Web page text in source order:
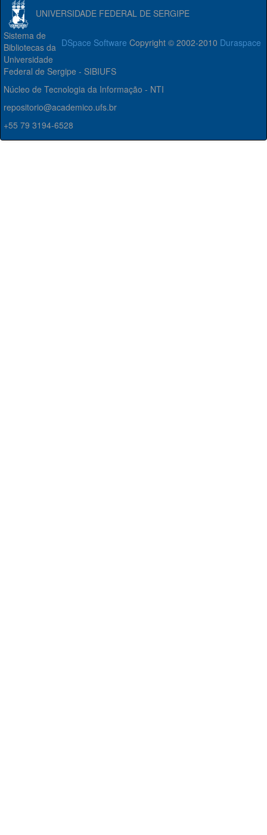
UNIVERSIDADE FEDERAL DE SERGIPE
DSpace Software Copyright © 2002-2010 Duraspace
Sistema de
Bibliotecas da
Universidade
Federal de Sergipe - SIBIUFS
Núcleo de Tecnologia da Informação - NTI
repositorio@academico.ufs.br
+55 79 3194-6528